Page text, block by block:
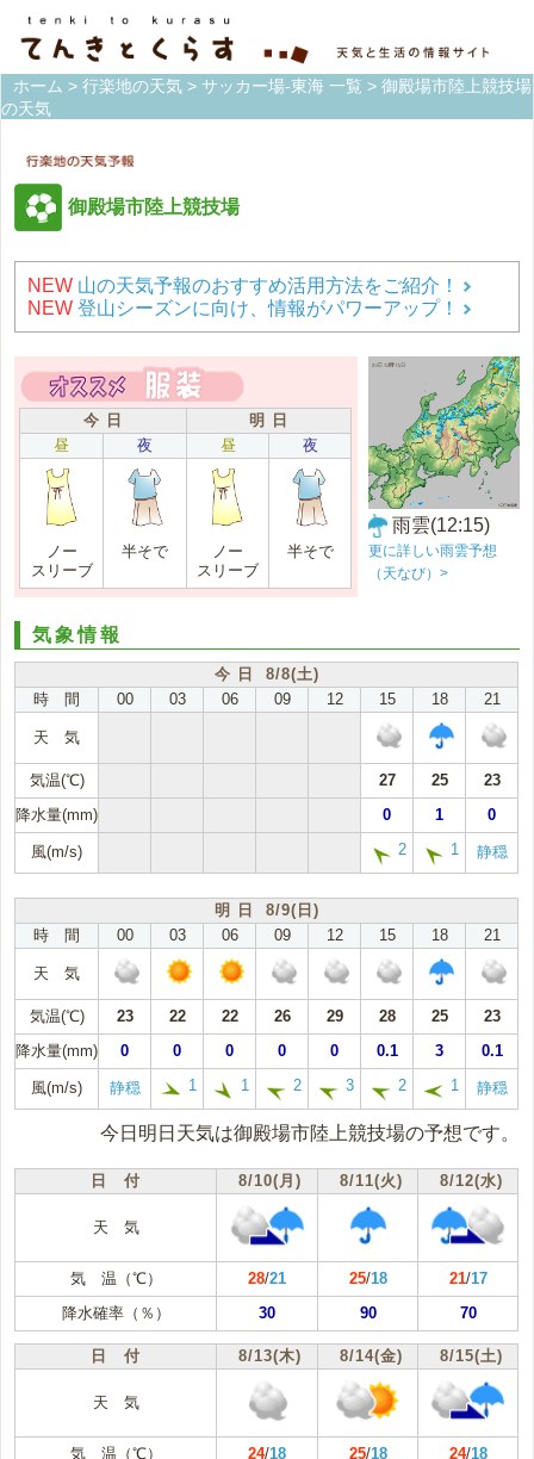
ホーム > 行楽地の天気 > サッカー場-東海 一覧 > 御殿場市陸上競技場
の天気
御殿場市陸上競技場
NEW 山の天気予報のおすすめ活用方法をご紹介！
NEW 登山シーズンに向け、情報がパワーアップ！
今 日
明 日
昼
夜 昼 夜
ノー
スリーブ
半そで
ノー
スリーブ
半そで
雨雲(12:15)
更に詳しい雨雲予想
（天なび）>
気象情報
今 日 8/8(土)
時 間
00 03 06 09 12 15 18 21
天 気
気温(℃) 27 25
23
降水量(mm)
0 1 0
風(m/s) 2 1 静穏
明 日 8/9(日)
時 間
00 03 06 09 12 15 18 21
天 気
気温(℃) 23 22 22 26 29 28 25
23
降水量(mm)
0 0 0 0 0 0.1 3 0.1
風(m/s) 静穏 1 1 2 3 2 1 静穏
今日明日天気は御殿場市陸上競技場の予想です。
日 付 8/10(月) 8/11(火) 8/12(水)
天 気
気 温（℃） 28/21 25/18 21/17
降水確率（％）
30 90 70
日 付 8/13(木) 8/14(金) 8/15(土)
天 気
気 温（℃） 24/18 25/18 24/18